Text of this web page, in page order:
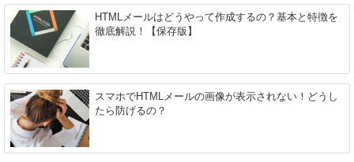
HTMLメールはどうやって作成するの？基本と特徴を
徹底解説！【保存版】
スマホでHTMLメールの画像が表示されない！どうし
たら防げるの？